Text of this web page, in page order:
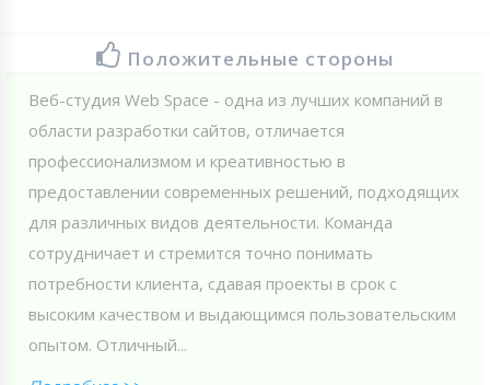
Положительные стороны
Веб-студия Web Spaсe - одна из лучших компаний в
области разработки сайтов, отличается
профессионализмом и креативностью в
предоставлении современных решений, подходящих
для различных видов деятельности. Команда
сотрудничает и стремится точно понимать
потребности клиента, сдавая проекты в срок с
высоким качеством и выдающимся пользовательским
опытом. Отличный...